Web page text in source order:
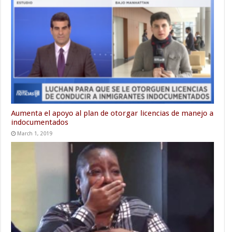
Aumenta el apoyo al plan de otorgar licencias de manejo a
indocumentados
March 1, 2019